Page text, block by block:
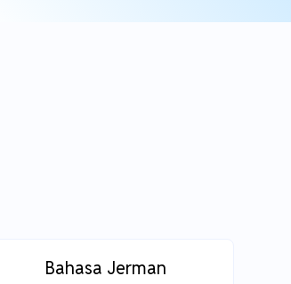
Bahasa Jerman